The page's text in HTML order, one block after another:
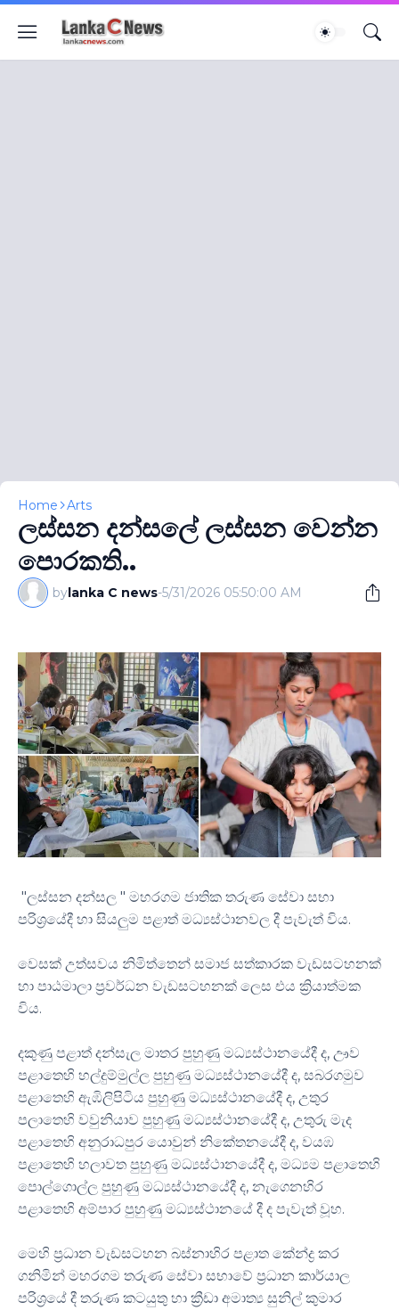
Home Arts
ලස්සන දන්සලේ ලස්සන වෙන්න
පොරකති..
bylanka C news-5/31/2026 05:50:00 AM
"ලස්සන දන්සල " මහරගම ජාතික තරුණ සේවා සභා
පරිශ්‍රයේදී හා සියලුම පළාත් මධ්‍යස්ථානවල දී පැවැත් විය.
වෙසක් උත්සවය නිමිත්තෙන් සමාජ සත්කාරක වැඩසටහනක්
හා පාඨමාලා ප්‍රවර්ධන වැඩසටහනක් ලෙස එය ක්‍රියාත්මක
විය.
දකුණු පළාත් දන්සැල මාතර පුහුණු මධ්‍යස්ථානයේදී ද, ඌව
පළාතෙහි හල්දුම්මුල්ල පුහුණු මධ්‍යස්ථානයේදී ද, සබරගමුව
පළාතෙහි ඇඹිලිපිටිය පුහුණු මධ්‍යස්ථානයේදී ද, උතුර
පලාතෙහි වවුනියාව පුහුණු මධ්‍යස්ථානයේදී ද, උතුරු මැද
පළාතෙහි අනුරාධපුර යොවුන් නිකේතනයේදී ද, වයඹ
පළාතෙහි හලාවත පුහුණු මධ්‍යස්ථානයේදී ද, මධ්‍යම පළාතෙහි
පොල්ගොල්ල පුහුණු මධ්‍යස්ථානයේදී ද, නැගෙනහිර
පළාතෙහි අම්පාර පුහුණු මධ්‍යස්ථානයේ දී ද පැවැත් වූහ.
මෙහි ප්‍රධාන වැඩසටහන බස්නාහිර පළාත කේන්ද්‍ර කර
ගනිමින් මහරගම තරුණ සේවා සභාවේ ප්‍රධාන කාර්යාල
පරිශ්‍රයේ දී තරුණ කටයුතු හා ක්‍රීඩා අමාත්‍ය සුනිල් කුමාර